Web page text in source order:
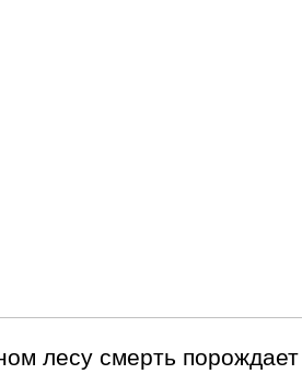
лесу смерть